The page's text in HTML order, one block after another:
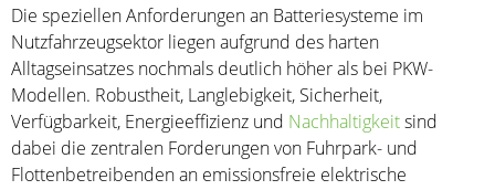
Die speziellen Anforderungen an Batteriesysteme im
Nutzfahrzeugsektor liegen aufgrund des harten
Alltagseinsatzes nochmals deutlich höher als bei PKW-
Modellen. Robustheit, Langlebigkeit, Sicherheit,
Verfügbarkeit, Energieeffizienz und Nachhaltigkeitsind
dabei die zentralen Forderungen von Fuhrpark- und
Flottenbetreibenden an emissionsfreie elektrische